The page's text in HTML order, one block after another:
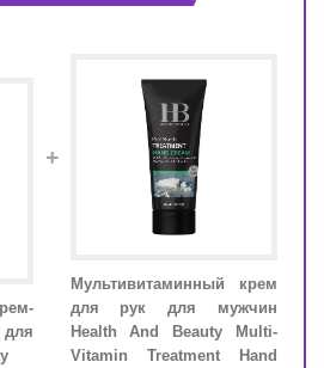
+
Мультивитаминный крем
для рук для мужчин
Health And Beauty Multi-
Vitamin Treatment Hand